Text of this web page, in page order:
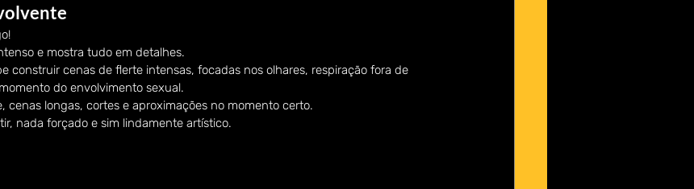
e mostra tudo em detalhes.
construir cenas de flerte intensas, focadas nos olhares, respiração fora de
do envolvimento sexual.
cenas longas, cortes e aproximações no momento certo.
nada forçado e sim lindamente artístico.